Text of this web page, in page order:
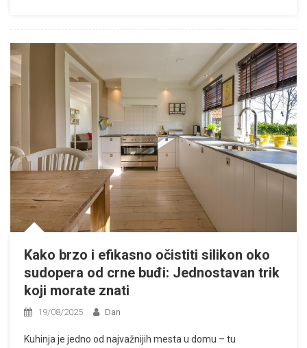
Kako brzo i efikasno očistiti silikon oko
sudopera od crne buđi: Jednostavan trik
koji morate znati
19/08/2025 Dan
Kuhinja je jedno od najvažnijih mesta u domu – tu